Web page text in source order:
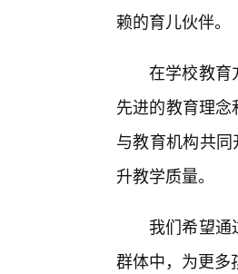
赖的育儿伙伴。
在学校教育
先进的教育理
与教育机构共
升教学质量。
我们希望通
群体中，为更多